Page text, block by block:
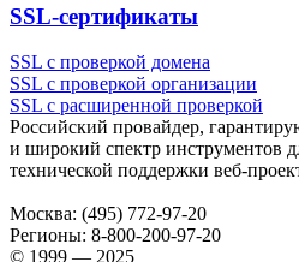
SSL-сертификаты
SSL с проверкой домена
SSL с проверкой организации
SSL с расширенной проверкой
Российский провайдер,
и широкий спектр инструментов
технической поддержки веб-
Москва: (495) 772-97-20
Регионы: 8-800-200-97-20
© 1999 — 2025